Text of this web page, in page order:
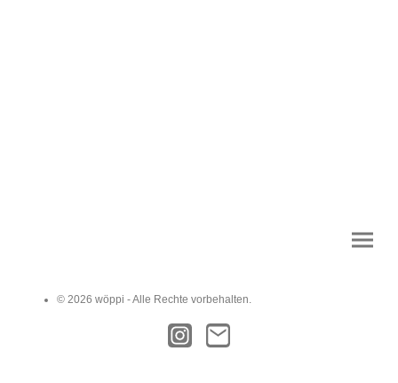
© 2026 wöppi - Alle Rechte vorbehalten.